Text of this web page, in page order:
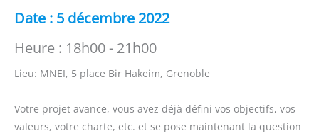
Date : 5 décembre 2022
Heure : 18h00 - 21h00
Lieu: MNEI, 5 place Bir Hakeim, Grenoble
Votre projet avance, vous avez déjà défini vos objectifs, vos
valeurs, votre charte, etc. et se pose maintenant la question